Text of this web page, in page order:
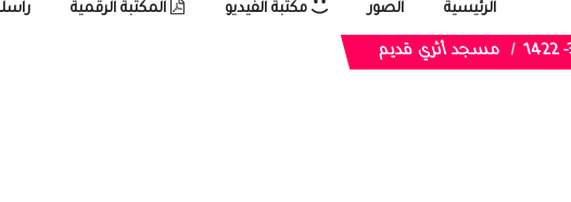
الرئيسية الصور مكتبة الفيديو المكتبة الرقمية
مسجد أثري قديم